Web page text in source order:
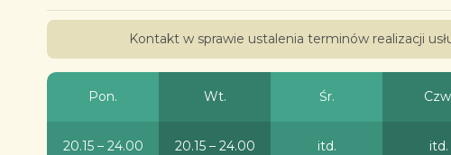
Kontakt w sprawie ustalenia terminów realizacji
Pon. Wt. Śr.
20.15 – 24.00 20.15 – 24.00 itd. itd.